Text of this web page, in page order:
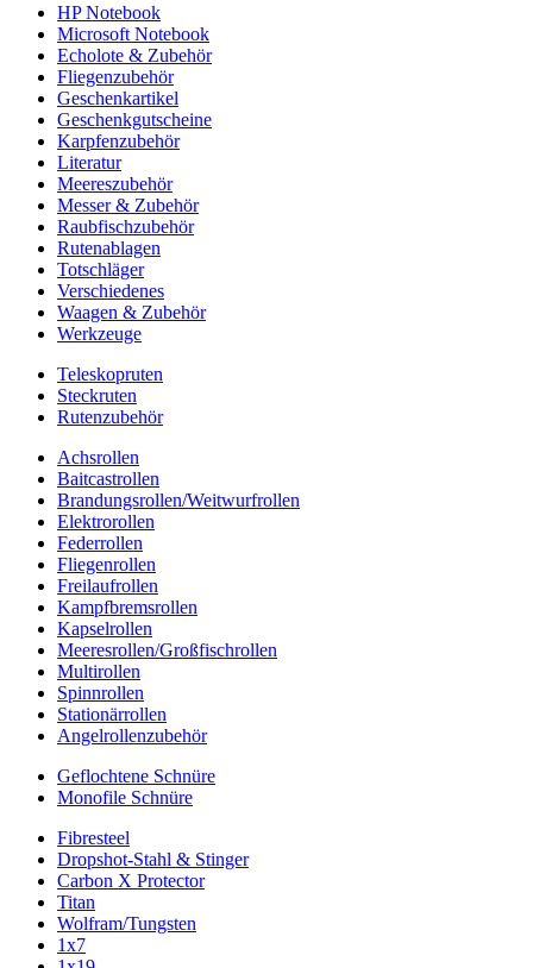
HP Notebook
Microsoft Notebook
Echolote & Zubehör
Fliegenzubehör
Geschenkartikel
Geschenkgutscheine
Karpfenzubehör
Literatur
Meereszubehör
Messer & Zubehör
Raubfischzubehör
Rutenablagen
Totschläger
Verschiedenes
Waagen & Zubehör
Werkzeuge
Teleskopruten
Steckruten
Rutenzubehör
Achsrollen
Baitcastrollen
Brandungsrollen/Weitwurfrollen
Elektrorollen
Federrollen
Fliegenrollen
Freilaufrollen
Kampfbremsrollen
Kapselrollen
Meeresrollen/Großfischrollen
Multirollen
Spinnrollen
Stationärrollen
Angelrollenzubehör
Geflochtene Schnüre
Monofile Schnüre
Fibresteel
Dropshot-Stahl & Stinger
Carbon X Protector
Titan
Wolfram/Tungsten
1x7